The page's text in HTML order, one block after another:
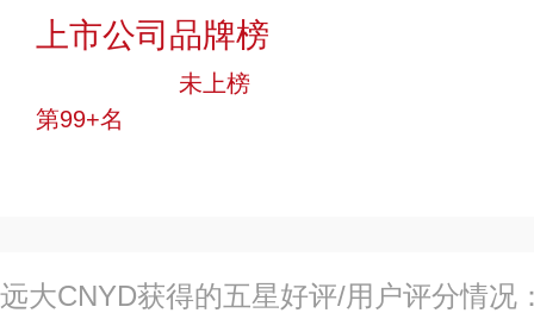
上市公司品牌榜
未上榜
第99+名
远大CNYD获得的五星好评/用户评分情况